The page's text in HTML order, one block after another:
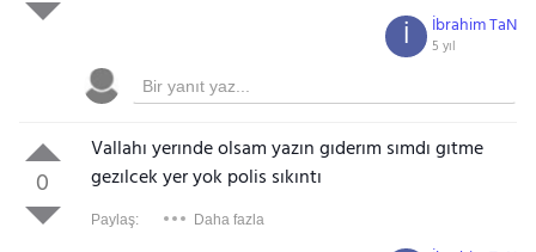
İbrahim TaN
5 yıl
İ
0
Vallahı yerınde olsam yazın gıderım sımdı gıtme
gezılcek yer yok polis sıkıntı
Paylaş: Daha fazla